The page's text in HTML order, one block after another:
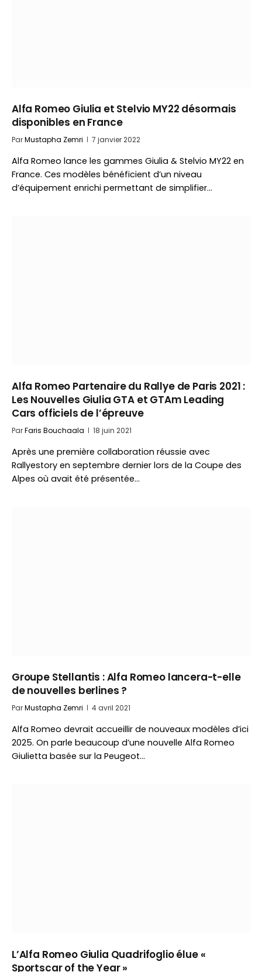
Alfa Romeo Giulia et Stelvio MY22 désormais
disponibles en France
ParMustapha Zemri 7 janvier 2022
Alfa Romeo lance les gammes Giulia & Stelvio MY22 en
France. Ces modèles bénéficient d’un niveau
d’équipement enrichi permettant de simplifier…
Alfa Romeo Partenaire du Rallye de Paris 2021 :
Les Nouvelles Giulia GTA et GTAm Leading
Cars officiels de l’épreuve
ParFaris Bouchaala 18 juin 2021
Après une première collaboration réussie avec
Rallyestory en septembre dernier lors de la Coupe des
Alpes où avait été présentée…
Groupe Stellantis : Alfa Romeo lancera-t-elle
de nouvelles berlines ?
ParMustapha Zemri 4 avril 2021
Alfa Romeo devrait accueillir de nouveaux modèles d’ici
2025. On parle beaucoup d’une nouvelle Alfa Romeo
Giulietta basée sur la Peugeot…
L’Alfa Romeo Giulia Quadrifoglio élue «
Sportscar of the Year »